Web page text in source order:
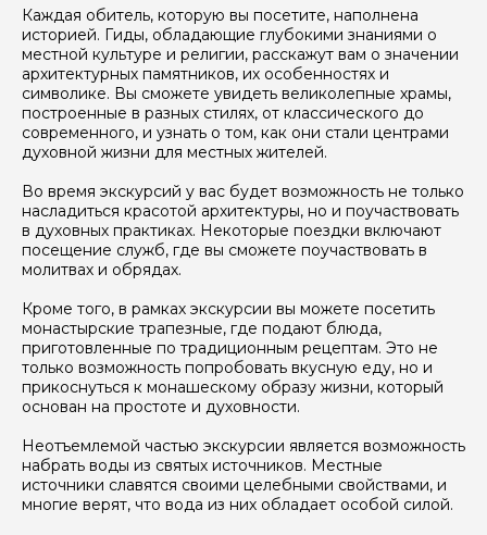
Каждая обитель, которую вы посетите, наполнена
историей. Гиды, обладающие глубокими знаниями о
местной культуре и религии, расскажут вам о значении
архитектурных памятников, их особенностях и
символике. Вы сможете увидеть великолепные храмы,
построенные в разных стилях, от классического до
современного, и узнать о том, как они стали центрами
духовной жизни для местных жителей.
Во время экскурсий у вас будет возможность не только
насладиться красотой архитектуры, но и поучаствовать
в духовных практиках. Некоторые поездки включают
посещение служб, где вы сможете поучаствовать в
молитвах и обрядах.
Кроме того, в рамках экскурсии вы можете посетить
монастырские трапезные, где подают блюда,
приготовленные по традиционным рецептам. Это не
только возможность попробовать вкусную еду, но и
прикоснуться к монашескому образу жизни, который
основан на простоте и духовности.
Неотъемлемой частью экскурсии является возможность
набрать воды из святых источников. Местные
источники славятся своими целебными свойствами, и
многие верят, что вода из них обладает особой силой.
Если у вас есть интересующие вопросы, можете их
задать
данных
Отправить